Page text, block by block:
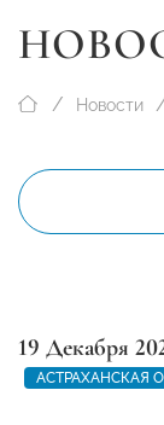
Новости
19 Декабря
АСТРАХАНСКАЯ